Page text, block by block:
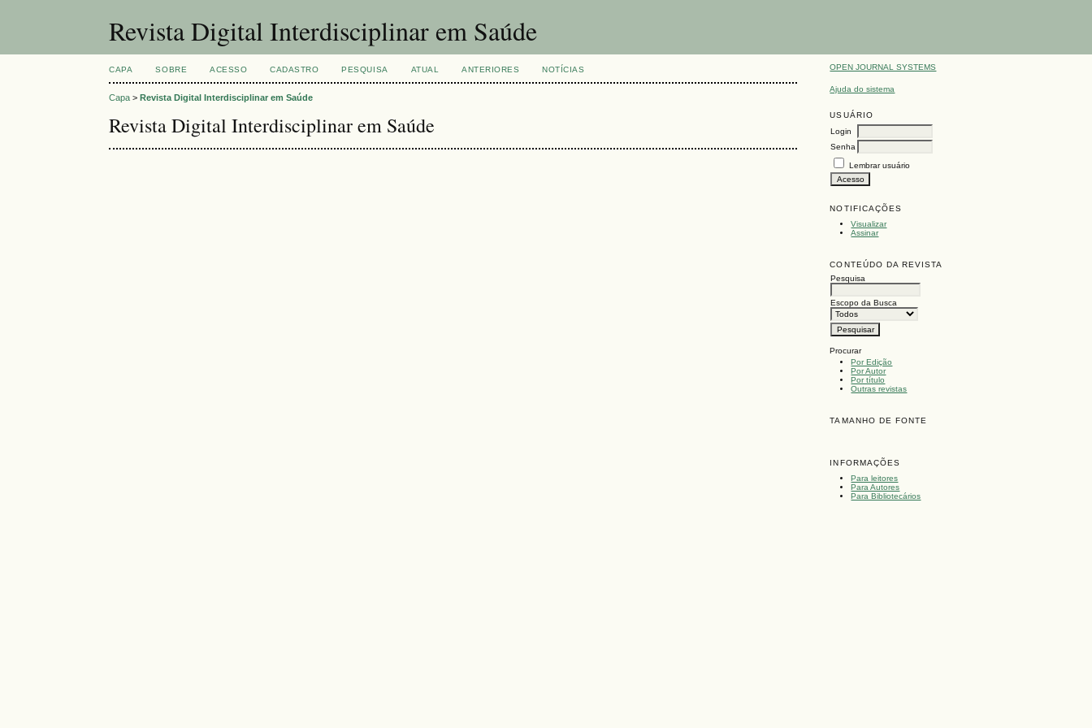
Revista Digital Interdisciplinar em Saúde
OPEN JOURNAL SYSTEMS
Ajuda do sistema
USUÁRIO
Login
Senha
Lembrar usuário
NOTIFICAÇÕES
Visualizar
Assinar
CONTEÚDO DA REVISTA
Pesquisa
Escopo da Busca
Procurar
Por Edição
Por Autor
Por título
Outras revistas
TAMANHO DE FONTE
INFORMAÇÕES
Para leitores
Para Autores
Para Bibliotecários
CAPA SOBRE ACESSO CADASTRO PESQUISA ATUAL ANTERIORES NOTÍCIAS
Capa >Revista Digital Interdisciplinar em Saúde
Revista Digital Interdisciplinar em Saúde